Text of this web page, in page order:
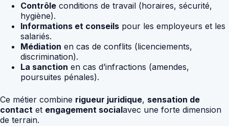
Contrôle conditions de travail (horaires, sécurité,
hygiène).
Informations et conseils pour les employeurs et les
salariés.
Médiation en cas de conflits (licenciements,
discrimination).
La sanction en cas d’infractions (amendes,
poursuites pénales).
Ce métier combine rigueur juridique, sensation de
contact et engagement socialavec une forte dimension
de terrain.